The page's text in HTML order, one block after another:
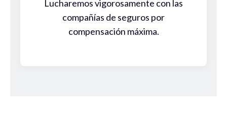
Lucharemos vigorosamente con las
compañías de seguros por
compensación máxima.